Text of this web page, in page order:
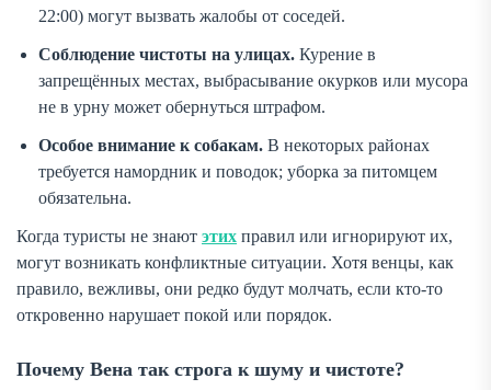
22:00) могут вызвать жалобы от соседей.
Соблюдение чистоты на улицах. Курение в
запрещённых местах, выбрасывание окурков или мусора
не в урну может обернуться штрафом.
Особое внимание к собакам. В некоторых районах
требуется намордник и поводок; уборка за питомцем
обязательна.
Когда туристы не знают этих правил или игнорируют их,
могут возникать конфликтные ситуации. Хотя венцы, как
правило, вежливы, они редко будут молчать, если кто-то
откровенно нарушает покой или порядок.
Почему Вена так строга к шуму и чистоте?